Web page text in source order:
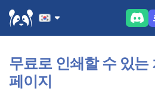
무료로 인쇄할 수 있는
페이지